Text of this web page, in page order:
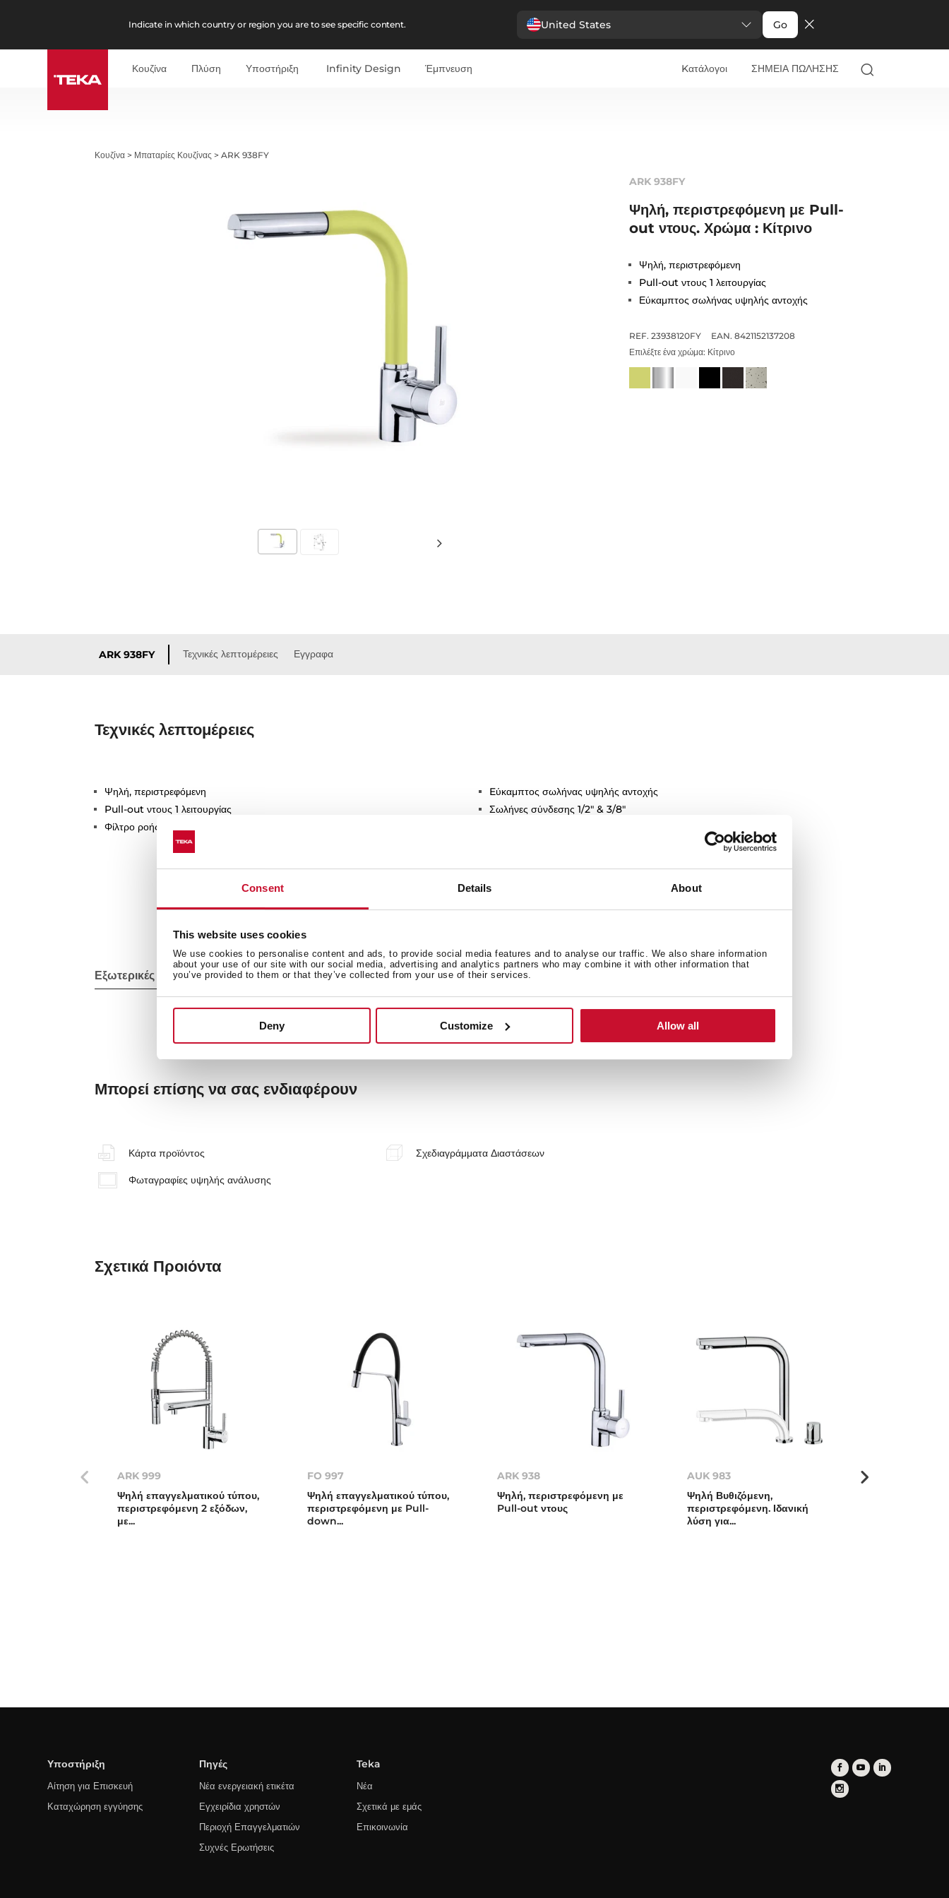
Consent Details About
This website uses cookies
We use cookies to personalise content and ads, to provide social media features and to analyse our traffic. We also share information
about your use of our site with our social media, advertising and analytics partners who may combine it with other information that
you’ve provided to them or that they’ve collected from your use of their services.
Deny Customize Allow all
Indicate in which country or region you are to see specific content. United States Go
Κουζίνα Πλύση Υποστήριξη Infinity Design Έμπνευση Kατάλογοι ΣΗΜΕΙΑ ΠΩΛΗΣΗΣ
Κουζίνα > Μπαταρίες Κουζίνας >ARK 938FY
ARK 938FY
Ψηλή, περιστρεφόμενη με Pull-
out ντους. Χρώμα : Κίτρινο
Ψηλή, περιστρεφόμενη
Pull-out ντους 1 λειτουργίας
Εύκαμπτος σωλήνας υψηλής αντοχής
REF. 23938120FY
EAN. 8421152137208
Επιλέξτε ένα χρώμα: Κίτρινο
ARK 938FY Τεχνικές λεπτομέρειες Εγγραφα
Τεχνικές λεπτομέρειες
Ψηλή, περιστρεφόμενη
Pull-out ντους 1 λειτουργίας
Φίλτρο ροής νερού (aerator) με προστασία από τα άλατα
Eύκαμπτος σωλήνας υψηλής αντοχής
Σωλήνες σύνδεσης 1/2" & 3/8"
Εξωτερικές διαστάσεις
Μπορεί επίσης να σας ενδιαφέρουν
Κάρτα προϊόντος Σχεδιαγράμματα Διαστάσεων
Φωταγραφίες υψηλής ανάλυσης
Σχετικά Προιόντα
ARK 999
Ψηλή επαγγελματικού τύπου,
περιστρεφόμενη 2 εξόδων,
με...
FO 997
Ψηλή επαγγελματικού τύπου,
περιστρεφόμενη με Pull-
down...
ARK 938
Ψηλή, περιστρεφόμενη με
Pull-out ντους
AUK 983
Ψηλή Βυθιζόμενη,
περιστρεφόμενη. Ιδανική
λύση για...
Υποστήριξη
Αίτηση για Επισκευή
Καταχώρηση εγγύησης
Πηγές
Νέα ενεργειακή ετικέτα
Εγχειρίδια χρηστών
Περιοχή Επαγγελματιών
Συχνές Ερωτήσεις
Teka
Νέα
Σχετικά με εμάς
Επικοινωνία